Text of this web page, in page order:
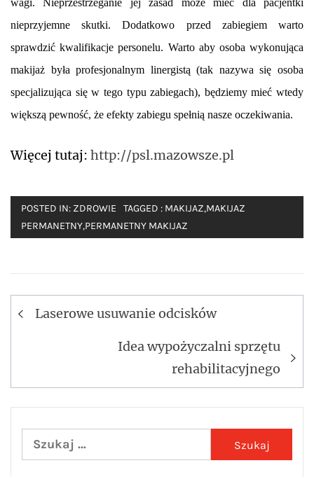
nieprzyjemne skutki. Dodatkowo przed zabiegiem warto
sprawdzić kwalifikacje personelu. Warto aby osoba wykonująca
makijaż była profesjonalnym linergistą (tak nazywa się osoba
specjalizująca się w tego typu zabiegach), będziemy mieć wtedy
większą pewność, że efekty zabiegu spełnią nasze oczekiwania.
Więcej tutaj: http://psl.mazowsze.pl
POSTED IN: ZDROWIE TAGGED : MAKIJAZ,MAKIJAZ
PERMANETNY,PERMANETNY MAKIJAZ
Nawigacja
Laserowe usuwanie odcisków
Idea wypożyczalni sprzętu
rehabilitacyjnego
Szukaj: